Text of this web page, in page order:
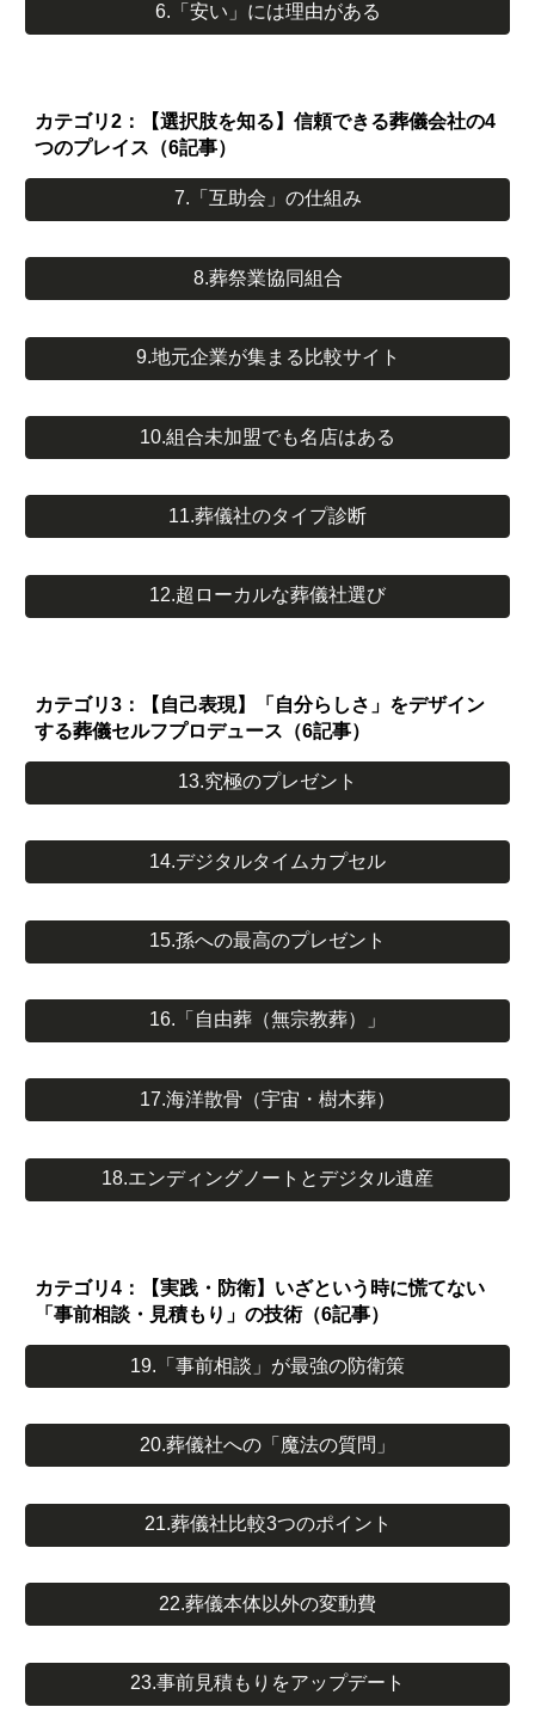
6.「安い」には理由がある
カテゴリ2：【選択肢を知る】信頼できる葬儀会社の4
つのプレイス（6記事）
7.「互助会」の仕組み
8.葬祭業協同組合
9.地元企業が集まる比較サイト
10.組合未加盟でも名店はある
11.葬儀社のタイプ診断
12.超ローカルな葬儀社選び
カテゴリ3：【自己表現】「自分らしさ」をデザイン
する葬儀セルフプロデュース（6記事）
13.究極のプレゼント
14.デジタルタイムカプセル
15.孫への最高のプレゼント
16.「自由葬（無宗教葬）」
17.海洋散骨（宇宙・樹木葬）
18.エンディングノートとデジタル遺産
カテゴリ4：【実践・防衛】いざという時に慌てない
「事前相談・見積もり」の技術（6記事）
19.「事前相談」が最強の防衛策
20.葬儀社への「魔法の質問」
21.葬儀社比較3つのポイント
22.葬儀本体以外の変動費
23.事前見積もりをアップデート